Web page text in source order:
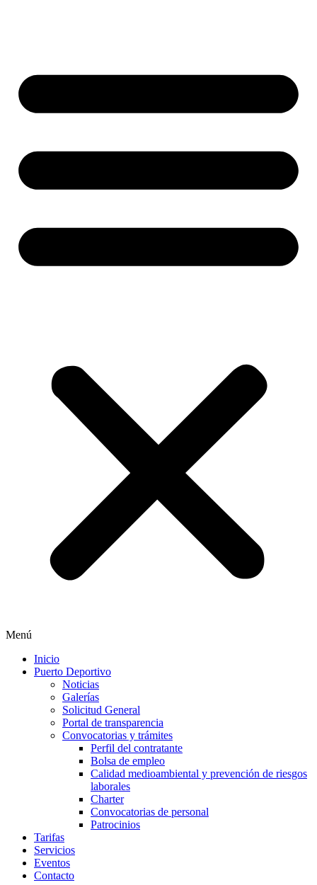
Menú
Inicio
Puerto Deportivo
Noticias
Galerías
Solicitud General
Portal de transparencia
Convocatorias y trámites
Perfil del contratante
Bolsa de empleo
Calidad medioambiental y prevención de riesgos
laborales
Charter
Convocatorias de personal
Patrocinios
Tarifas
Servicios
Eventos
Contacto